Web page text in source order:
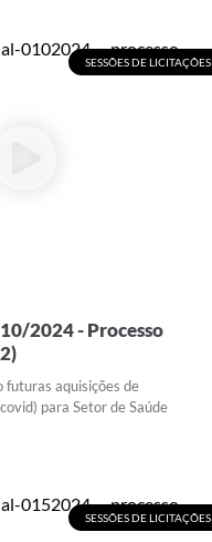
SESSÕES DE LICITAÇÕES
2024 - Processo
futuras aquisições de
para Setor de Saúde
SESSÕES DE LICITAÇÕES